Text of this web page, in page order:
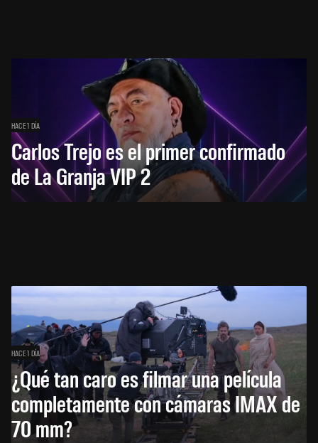
HACE 1 DÍA
Carlos Trejo es el primer confirmado
de La Granja VIP 2
HACE 1 DÍA
¿Qué tan caro es filmar una película
completamente con cámaras IMAX de
70 mm?